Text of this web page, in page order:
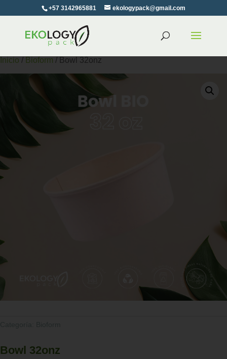
+57 3142965881 ekologypack@gmail.com
Inicio / Bioform / Bowl 32onz
Bowl 32onz